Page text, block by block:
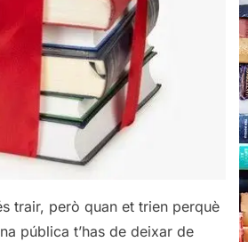
trair, però quan et trien perquè
pública t’has de deixar de